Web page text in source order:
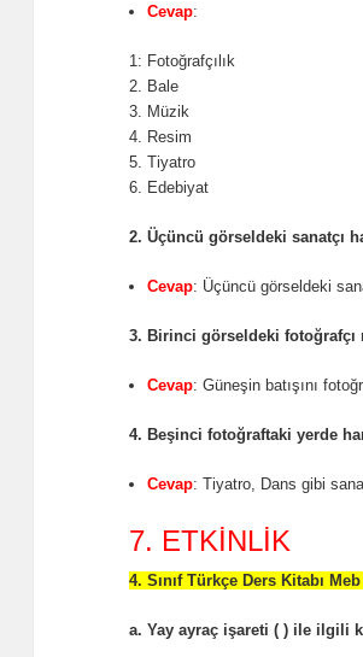
Cevap:
1: Fotoğrafçılık
2. Bale
3. Müzik
4. Resim
5. Tiyatro
6. Edebiyat
2. Üçüncü görseldeki sanatçı
Cevap: Üçüncü görseldeki
3. Birinci görseldeki fotoğrafçı
Cevap: Güneşin batışını
4. Beşinci fotoğraftaki yerde
Cevap: Tiyatro, Dans gibi
7. ETKİNLİK
4. Sınıf Türkçe Ders Kitabı
a. Yay ayraç işareti ( ) ile ilgili